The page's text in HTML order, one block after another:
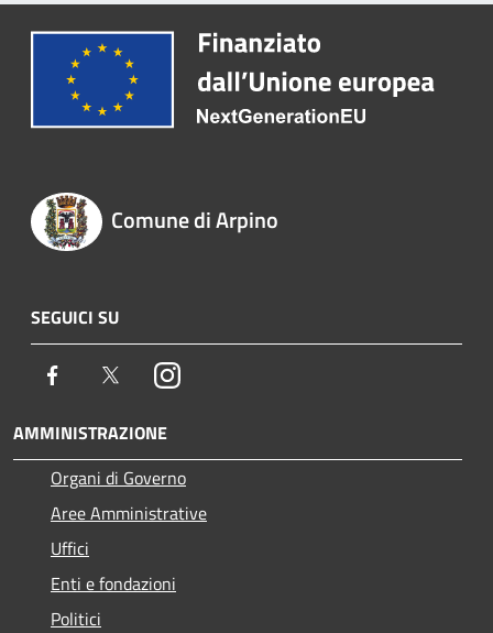
Comune di Arpino
SEGUICI SU
Facebook TwitterInstagram
AMMINISTRAZIONE
Organi di Governo
Aree Amministrative
Uffici
Enti e fondazioni
Politici